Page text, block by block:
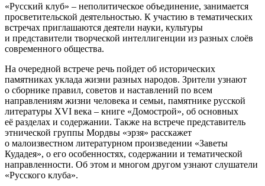
«Русский клуб» – неполитическое объединение, занимается
просветительской деятельностью. К участию в тематических
встречах приглашаются деятели науки, культуры
и представители творческой интеллигенции из разных слоёв
современного общества.
На очередной встрече речь пойдет об исторических
памятниках уклада жизни разных народов. Зрители узнают
о сборнике правил, советов и наставлений по всем
направлениям жизни человека и семьи, памятнике русской
литературы XVI века – книге «Домострой», об основных
её разделах и содержании. Также на встрече представитель
этнической группы Мордвы «эрзя» расскажет
о малоизвестном литературном произведении «Заветы
Кудадея», о его особенностях, содержании и тематической
направленности. Об этом и многом другом узнают слушатели
«Русского клуба».